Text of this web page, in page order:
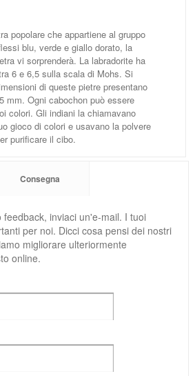
popolare che appartiene al gruppo
blu, verde e giallo dorato, la
vi sorprenderà. La labradorite ha
6 e 6,5 sulla scala di Mohs. Si
di queste pietre presentano
mm. Ogni cabochon può essere
colori. Gli indiani la chiamavano
gioco di colori e usavano la polvere
purificare il cibo.
Consegna
inviaci un'e-mail. I tuoi
per noi. Dicci cosa pensi dei nostri
migliorare ulteriormente
online.